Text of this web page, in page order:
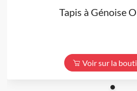
Tapis à Génoise
Voir sur la